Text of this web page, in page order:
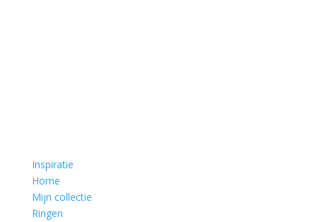
Inspiratie
Home
Mijn collectie
Ringen